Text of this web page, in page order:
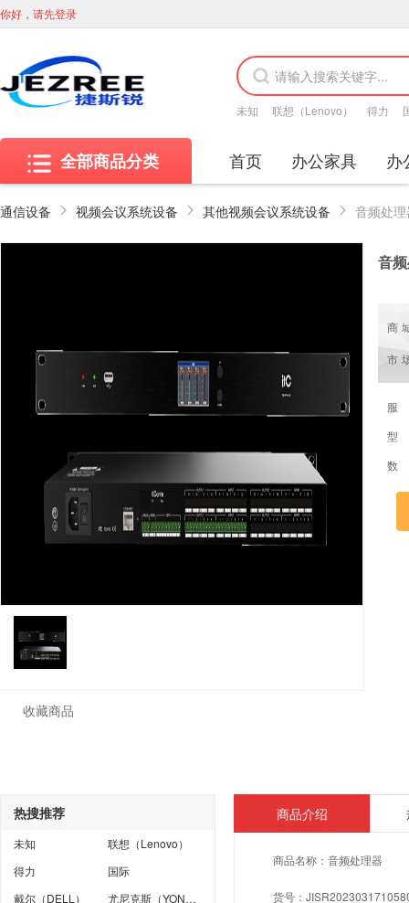
你好，请先登录
未知 联想（Lenovo） 得力
全部商品分类 首页 办公家具 办
通信设备 视频会议系统设备 其他视频会议系统设备 音频处
收藏商品
音
商
市
服
型
数
热搜推荐
未知
联想（Lenovo）
得力
国际
戴尔（DELL）
尤尼克斯（YONEX）
商品介绍
商品名称： 音频处理器
货号：